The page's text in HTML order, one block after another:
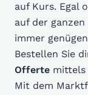
auf Kurs. Egal
auf der
immer
Bestellen Sie
Offerte mittels
Mit dem